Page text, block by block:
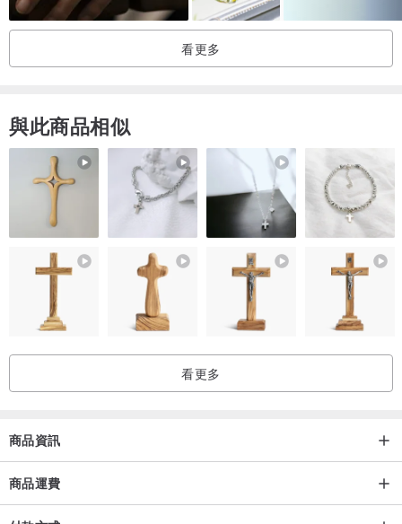
看更多
與此商品相似
看更多
商品資訊
商品運費